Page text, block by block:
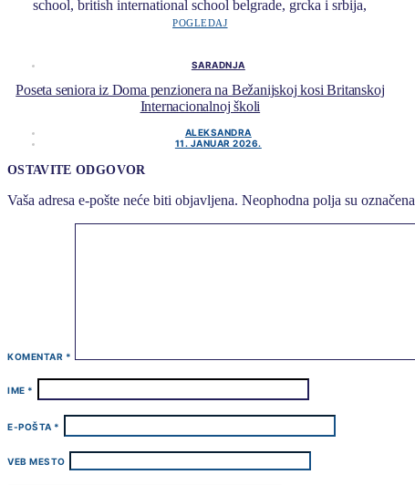
POGLEDAJ
SARADNJA
Poseta seniora iz Doma penzionera na Bežanijskoj kosi Britanskoj
Internacionalnoj školi
ALEKSANDRA
11. JANUAR 2026.
OSTAVITE ODGOVOR
Vaša adresa e-pošte neće biti objavljena. Neophodna polja su označena
KOMENTAR *
IME *
E-POŠTA *
VEB MESTO